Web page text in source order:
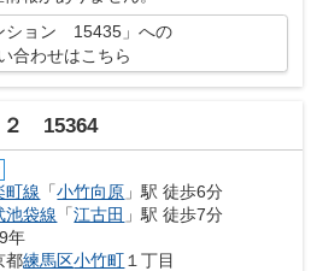
ション 15435」への
合わせはこちら
２ 15364
町線 「小竹向原 」駅 徒歩6分
池袋線 「江古田 」駅 徒歩7分
年
都練馬区小竹町 １丁目